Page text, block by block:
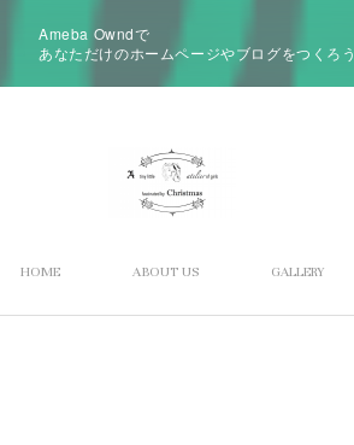
Ameba Owndで
あなただけのホームページやブログをつくろう
HOME ABOUT US GALLERY